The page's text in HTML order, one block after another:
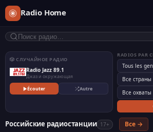
Radio Home
🎲 СЛУЧАЙНОЕ РАДИО
Radio Jazz 89.1
Джаз и окружающая
Écouter
Autre
RADIOS PAR
Российские радиостанции 17+ Все →